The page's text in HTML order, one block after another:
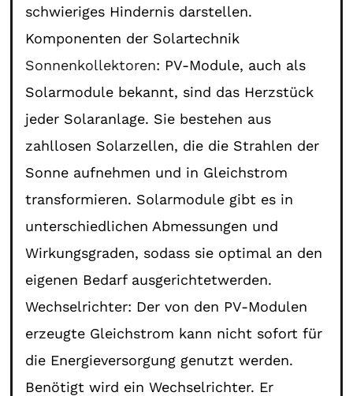
schwieriges Hindernis darstellen.
Komponenten der Solartechnik
Sonnenkollektoren: PV-Module, auch als
Solarmodule bekannt, sind das Herzstück
jeder Solaranlage. Sie bestehen aus
zahllosen Solarzellen, die die Strahlen der
Sonne aufnehmen und in Gleichstrom
transformieren. Solarmodule gibt es in
unterschiedlichen Abmessungen und
Wirkungsgraden, sodass sie optimal an den
eigenen Bedarf ausgerichtetwerden.
Wechselrichter: Der von den PV-Modulen
erzeugte Gleichstrom kann nicht sofort für
die Energieversorgung genutzt werden.
Benötigt wird ein Wechselrichter. Er